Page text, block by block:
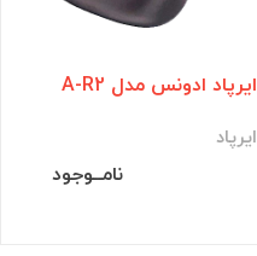
ایرپاد ادونس مدل A-R2
ایرپاد
نامــوجود